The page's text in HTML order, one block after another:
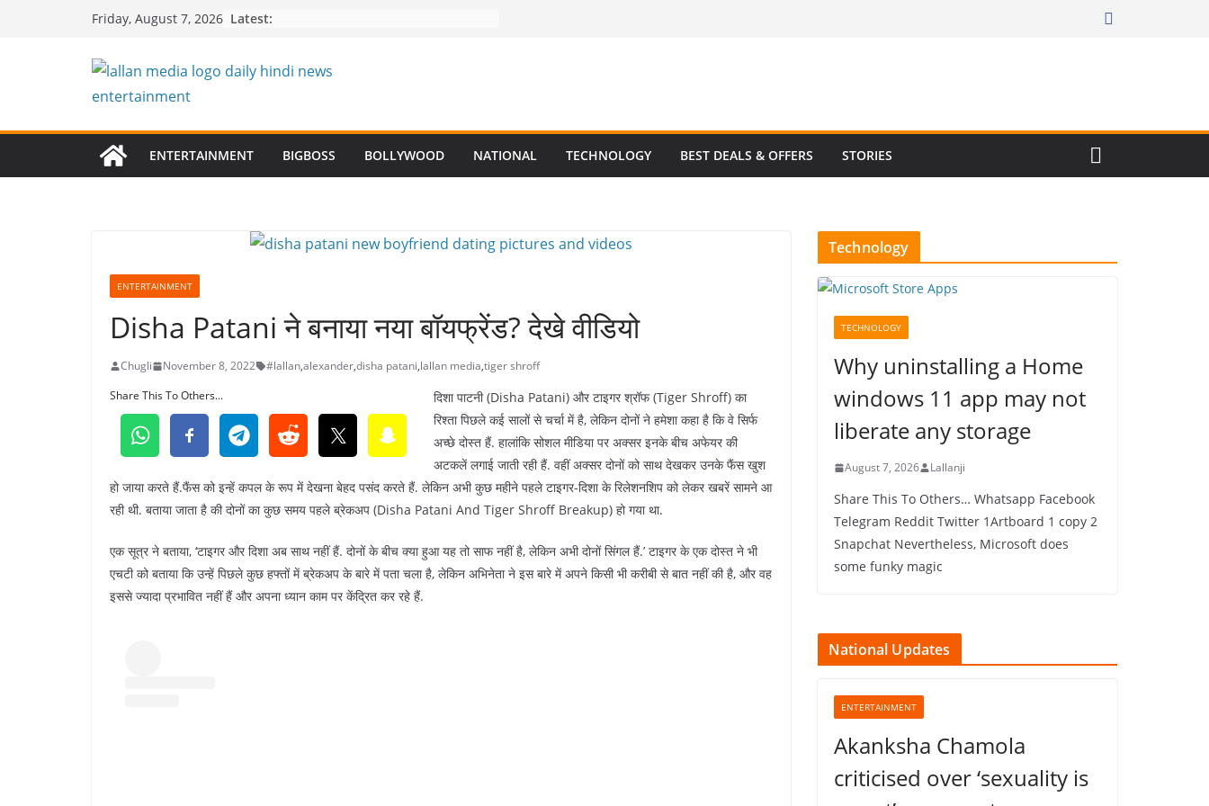
Friday, August 7, 2026 Latest:
ENTERTAINMENT BIGBOSS BOLLYWOOD NATIONAL TECHNOLOGY BEST DEALS & OFFERS STORIES
ENTERTAINMENT
Disha Patani ने बनाया नया बॉयफ्रेंड? देखे वीडियो
Chugli November 8, 2022 #lallan,alexander,disha patani,lallan media,tiger shroff
Share This To Others...
दिशा पाटनी (Disha Patani) और टाइगर श्रॉफ (Tiger Shroff) का
रिश्ता पिछले कई सालों से चर्चा में है, लेकिन दोनों ने हमेशा कहा है कि वे सिर्फ
अच्छे दोस्त हैं. हालांकि सोशल मीडिया पर अक्सर इनके बीच अफेयर की
अटकलें लगाई जाती रही हैं. वहीं अक्सर दोनों को साथ देखकर उनके फैंस खुश
हो जाया करते हैं.फैंस को इन्हें कपल के रूप में देखना बेहद पसंद करते हैं. लेकिन अभी कुछ महीने पहले टाइगर-दिशा के रिलेशनशिप को लेकर खबरें सामने आ
रही थी. बताया जाता है की दोनों का कुछ समय पहले ब्रेकअप (Disha Patani And Tiger Shroff Breakup) हो गया था.
एक सूत्र ने बताया, ‘टाइगर और दिशा अब साथ नहीं हैं. दोनों के बीच क्या हुआ यह तो साफ नहीं है, लेकिन अभी दोनों सिंगल हैं.’ टाइगर के एक दोस्त ने भी
एचटी को बताया कि उन्हें पिछले कुछ हफ्तों में ब्रेकअप के बारे में पता चला है, लेकिन अभिनेता ने इस बारे में अपने किसी भी करीबी से बात नहीं की है, और वह
इससे ज्यादा प्रभावित नहीं हैं और अपना ध्यान काम पर केंद्रित कर रहे हैं.
Technology
TECHNOLOGY
Why uninstalling a Home
windows 11 app may not
liberate any storage
August 7, 2026 Lallanji
Share This To Others… Whatsapp Facebook
Telegram Reddit Twitter 1Artboard 1 copy 2
Snapchat Nevertheless, Microsoft does
some funky magic
National Updates
ENTERTAINMENT
Akanksha Chamola
criticised over ‘sexuality is